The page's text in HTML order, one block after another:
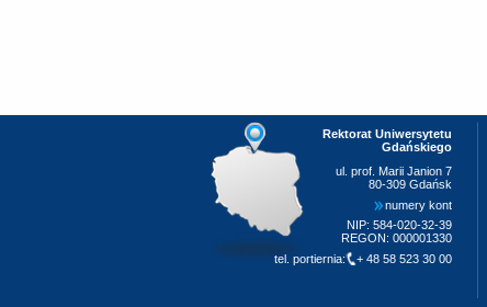
Rektorat Uniwersytetu
Gdańskiego
ul. prof. Marii Janion 7
80-309 Gdańsk
numery kont
NIP: 584-020-32-39
REGON: 000001330
tel. portiernia:
+ 48 58 523 30 00